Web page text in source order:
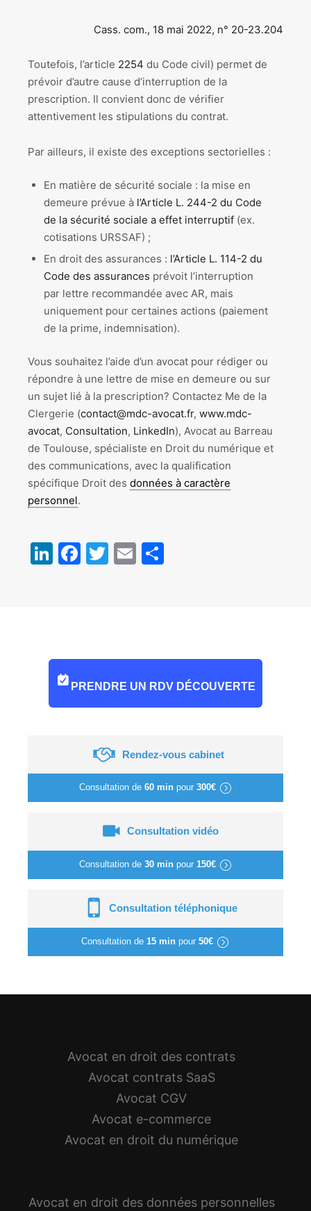
Cass. com., 18 mai 2022, n° 20-23.204
Toutefois, l’article 2254 du Code civil) permet de
prévoir d’autre cause d’interruption de la
prescription. Il convient donc de vérifier
attentivement les stipulations du contrat.
Par ailleurs, il existe des exceptions sectorielles :
En matière de sécurité sociale : la mise en
demeure prévue à l’Article L. 244-2 du Code
de la sécurité sociale a effet interruptif(ex.
cotisations URSSAF) ;
En droit des assurances : l’Article L. 114-2 du
Code des assurances prévoit l’interruption
par lettre recommandée avec AR, mais
uniquement pour certaines actions (paiement
de la prime, indemnisation).
Vous souhaitez l’aide d’un avocat pour rédiger ou
répondre à une lettre de mise en demeure ou sur
un sujet lié à la prescription? Contactez Me de la
Clergerie (contact@mdc-avocat.fr, www.mdc-
avocat, Consultation, LinkedIn), Avocat au Barreau
de Toulouse, spécialiste en Droit du numérique et
des communications, avec la qualification
spécifique Droit des données à caractère
personnel.
LinkedIn
Facebook
Twitter
Email
PRENDRE UN RDV DÉCOUVERTE
Rendez-vous cabinet
Consultation de 60 minpour 300€
Consultation vidéo
Consultation de 30 minpour 150€
Consultation téléphonique
Consultation de 15 min pour 50€
Avocat en droit des contrats
Avocat contrats SaaS
Avocat CGV
Avocat e-commerce
Avocat en droit du numérique
Avocat en droit des données personnelles